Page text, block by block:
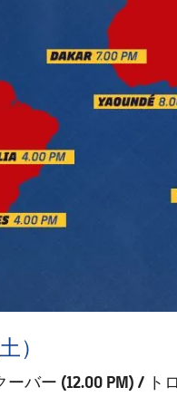
）
ーバー (12.00 PM) / ト